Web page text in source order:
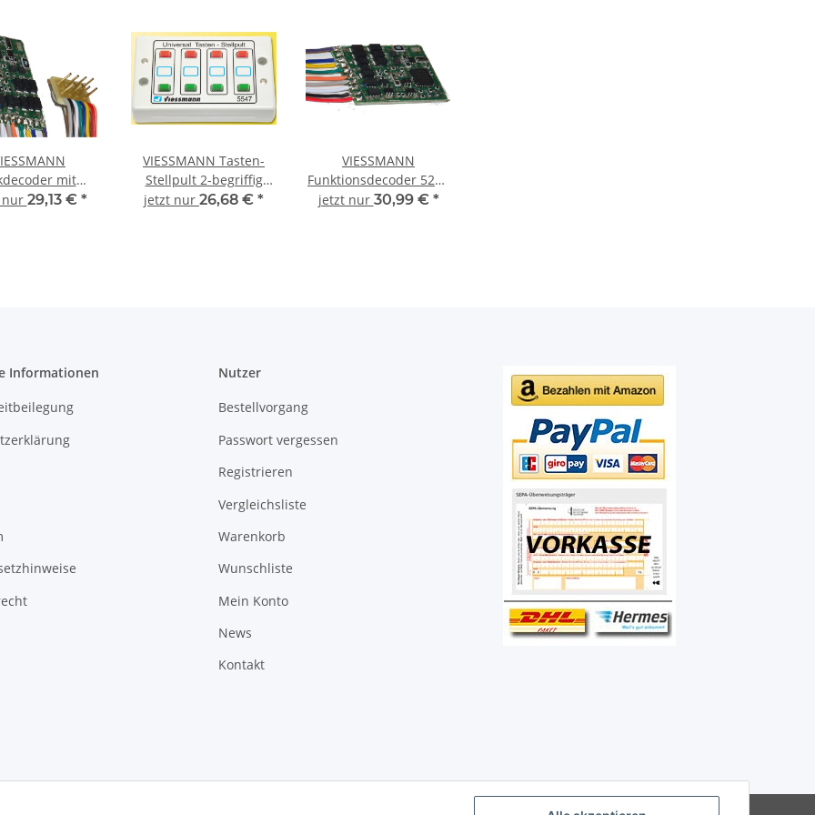
mit
29,13 € *
VIESSMANN Tasten-
Stellpult 2-begriffig
5547
jetzt nur 26,68 € *
VIESSMANN
Funktionsdecoder 5249
Spur H0
jetzt nur 30,99 € *
Informationen Nutzer
Bestellvorgang
Passwort vergessen
Registrieren
Vergleichsliste
Warenkorb
Wunschliste
Mein Konto
News
Kontakt